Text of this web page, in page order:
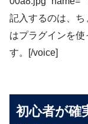
記入するのは、ち
はプラグインを
す。[/voice]
初心者が確